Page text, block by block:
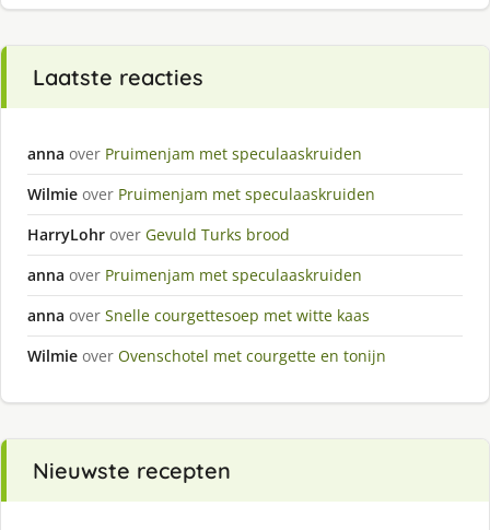
Laatste reacties
anna over Pruimenjam met speculaaskruiden
Wilmie over Pruimenjam met speculaaskruiden
HarryLohr over Gevuld Turks brood
anna over Pruimenjam met speculaaskruiden
anna over Snelle courgettesoep met witte kaas
Wilmie over Ovenschotel met courgette en tonijn
Nieuwste recepten